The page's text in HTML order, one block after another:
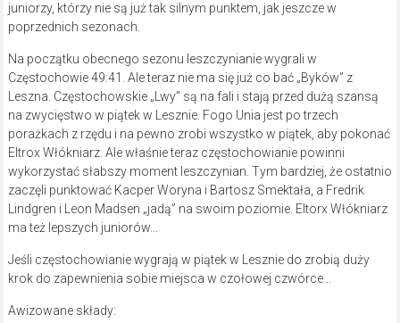
juniorzy, którzy nie są już tak silnym punktem, jak jeszcze w
poprzednich sezonach.
Na początku obecnego sezonu leszczynianie wygrali w
Częstochowie 49:41. Ale teraz nie ma się już co bać „Byków” z
Leszna. Częstochowskie „Lwy” są na fali i stają przed dużą szansą
na zwycięstwo w piątek w Lesznie. Fogo Unia jest po trzech
porażkach z rzędu i na pewno zrobi wszystko w piątek, aby pokonać
Eltrox Włókniarz. Ale właśnie teraz częstochowianie powinni
wykorzystać słabszy moment leszczynian. Tym bardziej, że ostatnio
zaczęli punktować Kacper Woryna i Bartosz Smektała, a Fredrik
Lindgren i Leon Madsen „jadą” na swoim poziomie. Eltorx Włókniarz
ma też lepszych juniorów…
Jeśli częstochowianie wygrają w piątek w Lesznie do zrobią duży
krok do zapewnienia sobie miejsca w czołowej czwórce…
Awizowane składy: